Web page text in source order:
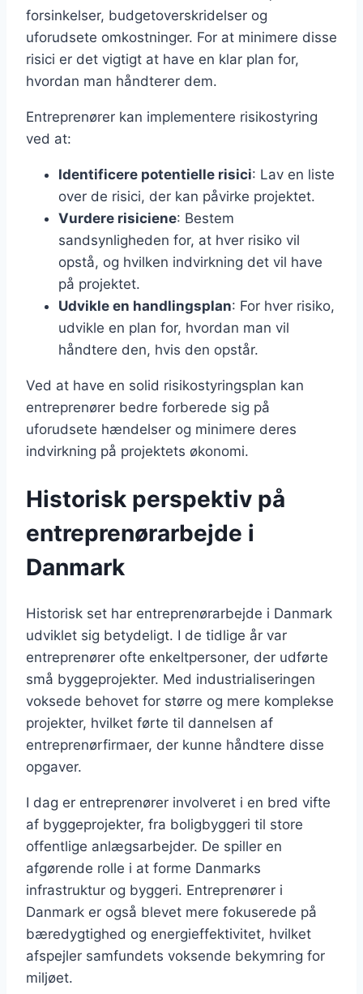
forsinkelser, budgetoverskridelser og
uforudsete omkostninger. For at minimere disse
risici er det vigtigt at have en klar plan for,
hvordan man håndterer dem.
Entreprenører kan implementere risikostyring
ved at:
Identificere potentielle risici: Lav en liste
over de risici, der kan påvirke projektet.
Vurdere risiciene: Bestem
sandsynligheden for, at hver risiko vil
opstå, og hvilken indvirkning det vil have
på projektet.
Udvikle en handlingsplan: For hver risiko,
udvikle en plan for, hvordan man vil
håndtere den, hvis den opstår.
Ved at have en solid risikostyringsplan kan
entreprenører bedre forberede sig på
uforudsete hændelser og minimere deres
indvirkning på projektets økonomi.
Historisk perspektiv på
entreprenørarbejde i
Danmark
Historisk set har entreprenørarbejde i Danmark
udviklet sig betydeligt. I de tidlige år var
entreprenører ofte enkeltpersoner, der udførte
små byggeprojekter. Med industrialiseringen
voksede behovet for større og mere komplekse
projekter, hvilket førte til dannelsen af
entreprenørfirmaer, der kunne håndtere disse
opgaver.
I dag er entreprenører involveret i en bred vifte
af byggeprojekter, fra boligbyggeri til store
offentlige anlægsarbejder. De spiller en
afgørende rolle i at forme Danmarks
infrastruktur og byggeri. Entreprenører i
Danmark er også blevet mere fokuserede på
bæredygtighed og energieffektivitet, hvilket
afspejler samfundets voksende bekymring for
miljøet.